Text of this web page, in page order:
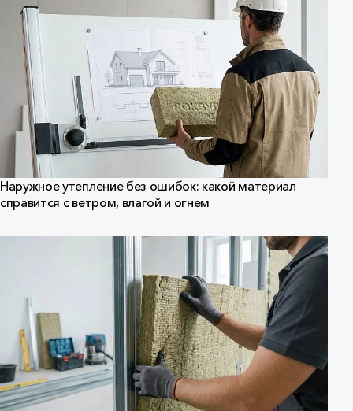
Наружное утепление без ошибок: какой материал
справится с ветром, влагой и огнем